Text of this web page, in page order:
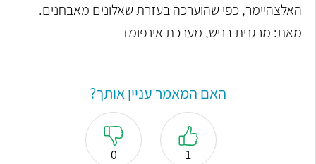
האלצהיימר, כפי שהוערכה בעזרת שאלונים מאבחנים.
מאת: מרגנית בניש, מערכת אינפומד
האם המאמר עניין אותך?
1
0